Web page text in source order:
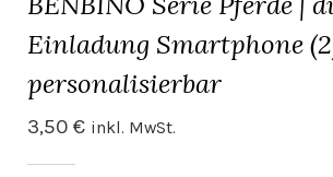
Einladung Smartphone
personalisierbar
3,50 € inkl. MwSt.